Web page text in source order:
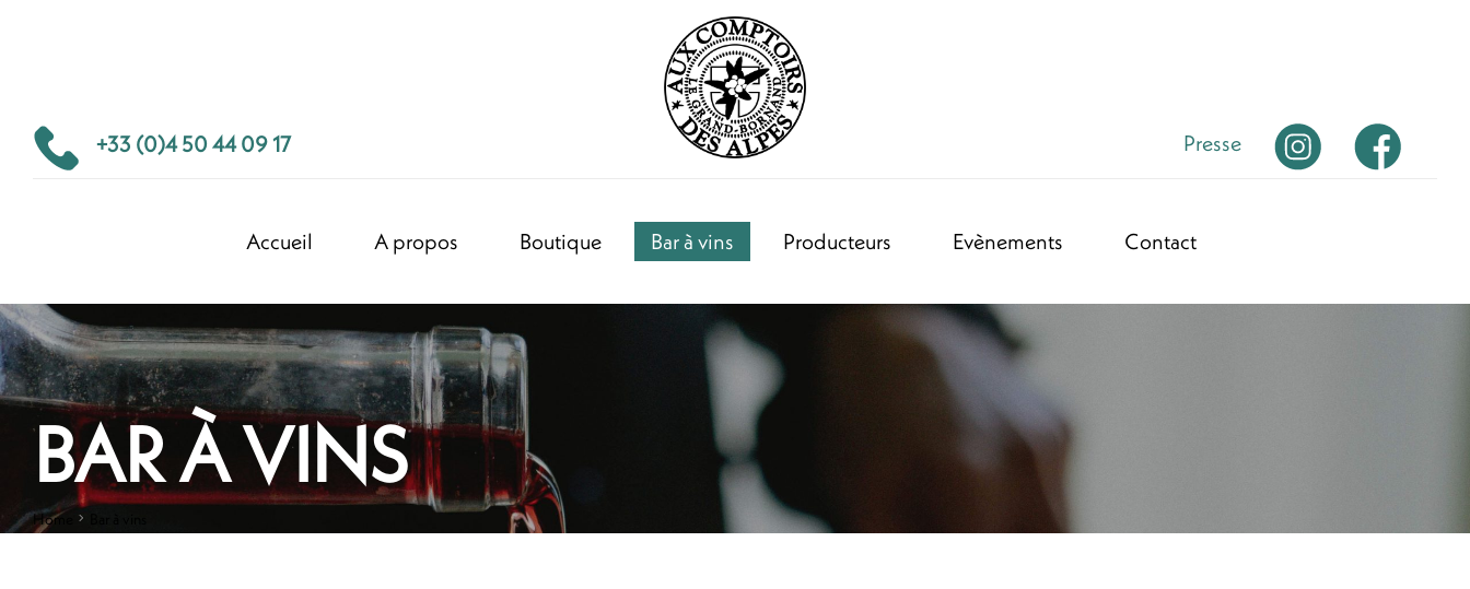
Accueil A propos Boutique Bar à vins Producteurs Evènements Contact
+33 (0)4 50 44 09 17 Presse
BAR À VINS
Home